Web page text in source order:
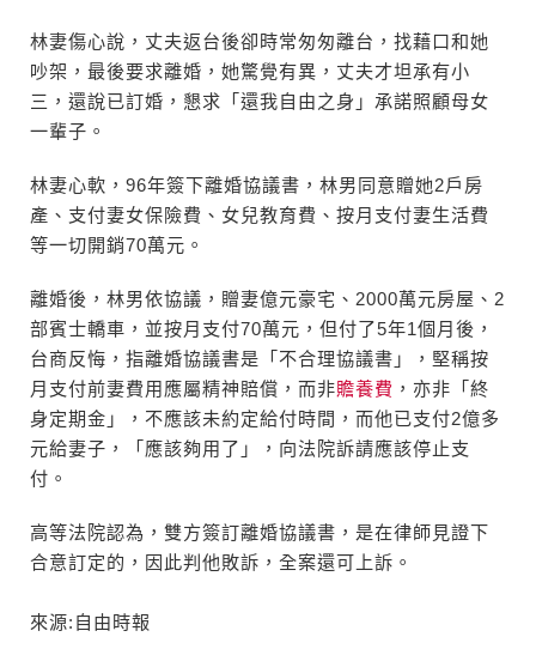
林妻傷心說，丈夫返台後卻時常匆匆離台，找藉口和她
吵架，最後要求離婚，她驚覺有異，丈夫才坦承有小
三，還說已訂婚，懇求「還我自由之身」承諾照顧母女
一輩子。
林妻心軟，96年簽下離婚協議書，林男同意贈她2戶房
產、支付妻女保險費、女兒教育費、按月支付妻生活費
等一切開銷70萬元。
離婚後，林男依協議，贈妻億元豪宅、2000萬元房屋、2
部賓士轎車，並按月支付70萬元，但付了5年1個月後，
台商反悔，指離婚協議書是「不合理協議書」，堅稱按
月支付前妻費用應屬精神賠償，而非贍養費 ，亦非「終
身定期金」，不應該未約定給付時間，而他已支付2億多
元給妻子，「應該夠用了」，向法院訴請應該停止支
付。
高等法院認為，雙方簽訂離婚協議書，是在律師見證下
合意訂定的，因此判他敗訴，全案還可上訴。
來源:自由時報